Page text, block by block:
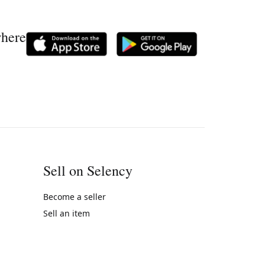
Sell on Selency
Become a seller
Sell an item